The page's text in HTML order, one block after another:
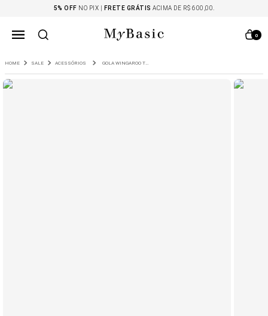
5% OFF NO PIX | FRETE GRÁTIS ACIMA DE R$ 600,00.
0
SALE ACESSÓRIOS GOLA WINGAROO TRICOT COR PRETO